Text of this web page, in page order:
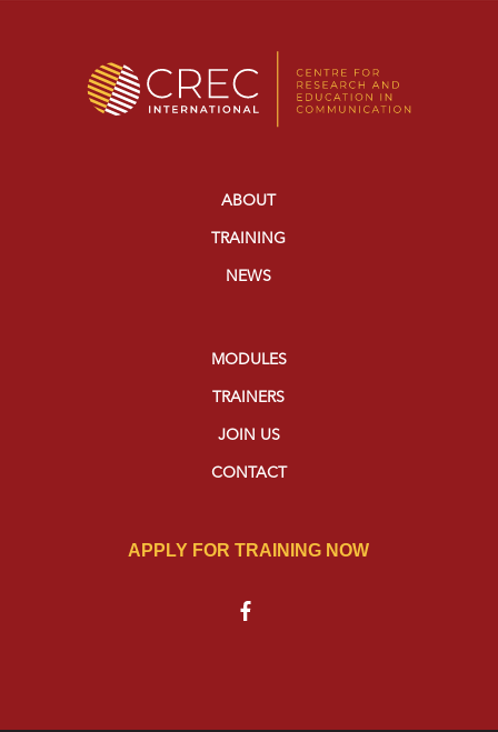
ABOUT
TRAINING
NEWS
MODULES
TRAINERS
JOIN US
CONTACT
APPLY FOR TRAINING NOW